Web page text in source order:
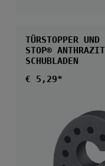
TÜRSTOPPER
STOP® ANTHRAZIT FÜR TÜREN, FENSTER UND
SCHUBLADEN
Regulärer Preis:
€ 5,29*